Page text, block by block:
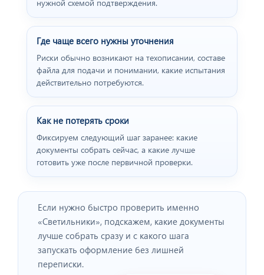
нужной схемой подтверждения.
Где чаще всего нужны уточнения
Риски обычно возникают на техописании, составе
файла для подачи и понимании, какие испытания
действительно потребуются.
Как не потерять сроки
Фиксируем следующий шаг заранее: какие
документы собрать сейчас, а какие лучше
готовить уже после первичной проверки.
Если нужно быстро проверить именно
«Светильники», подскажем, какие документы
лучше собрать сразу и с какого шага
запускать оформление без лишней
переписки.